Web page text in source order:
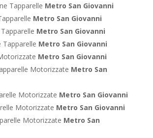
Tapparelle Metro San Giovanni
Metro San Giovanni
Metro San Giovanni
Tapparelle Metro San Giovanni
Metro San Giovanni
Motorizzate Metro San
Motorizzate Metro San Giovanni
Motorizzate Metro San Giovanni
Motorizzate Metro San